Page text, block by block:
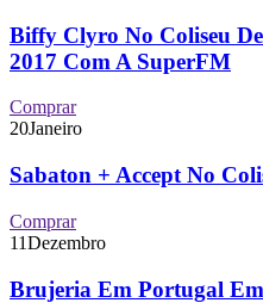
Biffy Clyro No Coliseu
2017 Com A SuperFM
Comprar
20Janeiro
Sabaton + Accept No
Comprar
11Dezembro
Brujeria Em Portugal